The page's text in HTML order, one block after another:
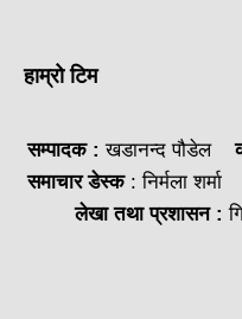
हाम्रो टिम
सम्पादक :खडानन्द पौडेल
समाचार डेस्क: निर्मला
लेखा तथा प्रशासन :